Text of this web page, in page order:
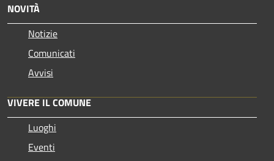
NOVITÀ
Notizie
Comunicati
Avvisi
VIVERE IL COMUNE
Luoghi
Eventi